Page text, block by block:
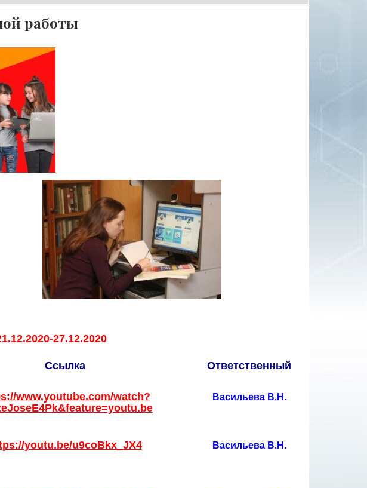
работы
27.12.2020
Ссылка Ответственный
www.youtube.com/watch?
Васильева В.Н.
youtu.be/u9coBkx_JX4 Васильева В.Н.